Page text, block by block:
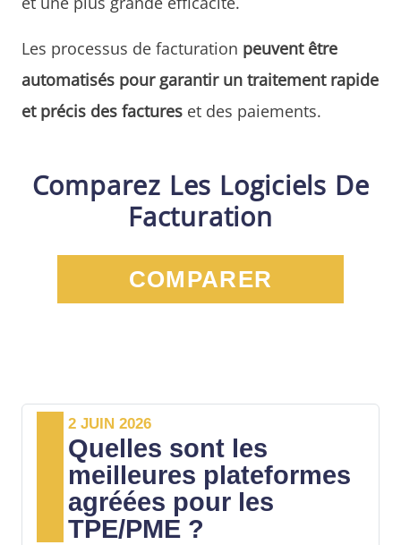
Les processus de facturation peuvent être
automatisés pour garantir un traitement rapide
et précis des factures et des paiements.
Comparez Les Logiciels De
Facturation
COMPARER
2 JUIN 2026
Quelles sont les
meilleures plateformes
agréées pour les
TPE/PME ?